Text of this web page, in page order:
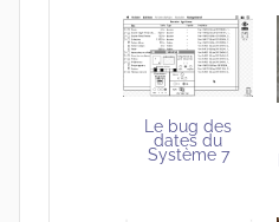
Le bug des
dates du
Système 7